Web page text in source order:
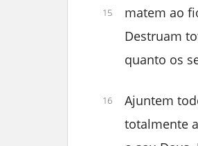
15
matem ao
Destruam
quanto os
16
Ajuntem
totalmente